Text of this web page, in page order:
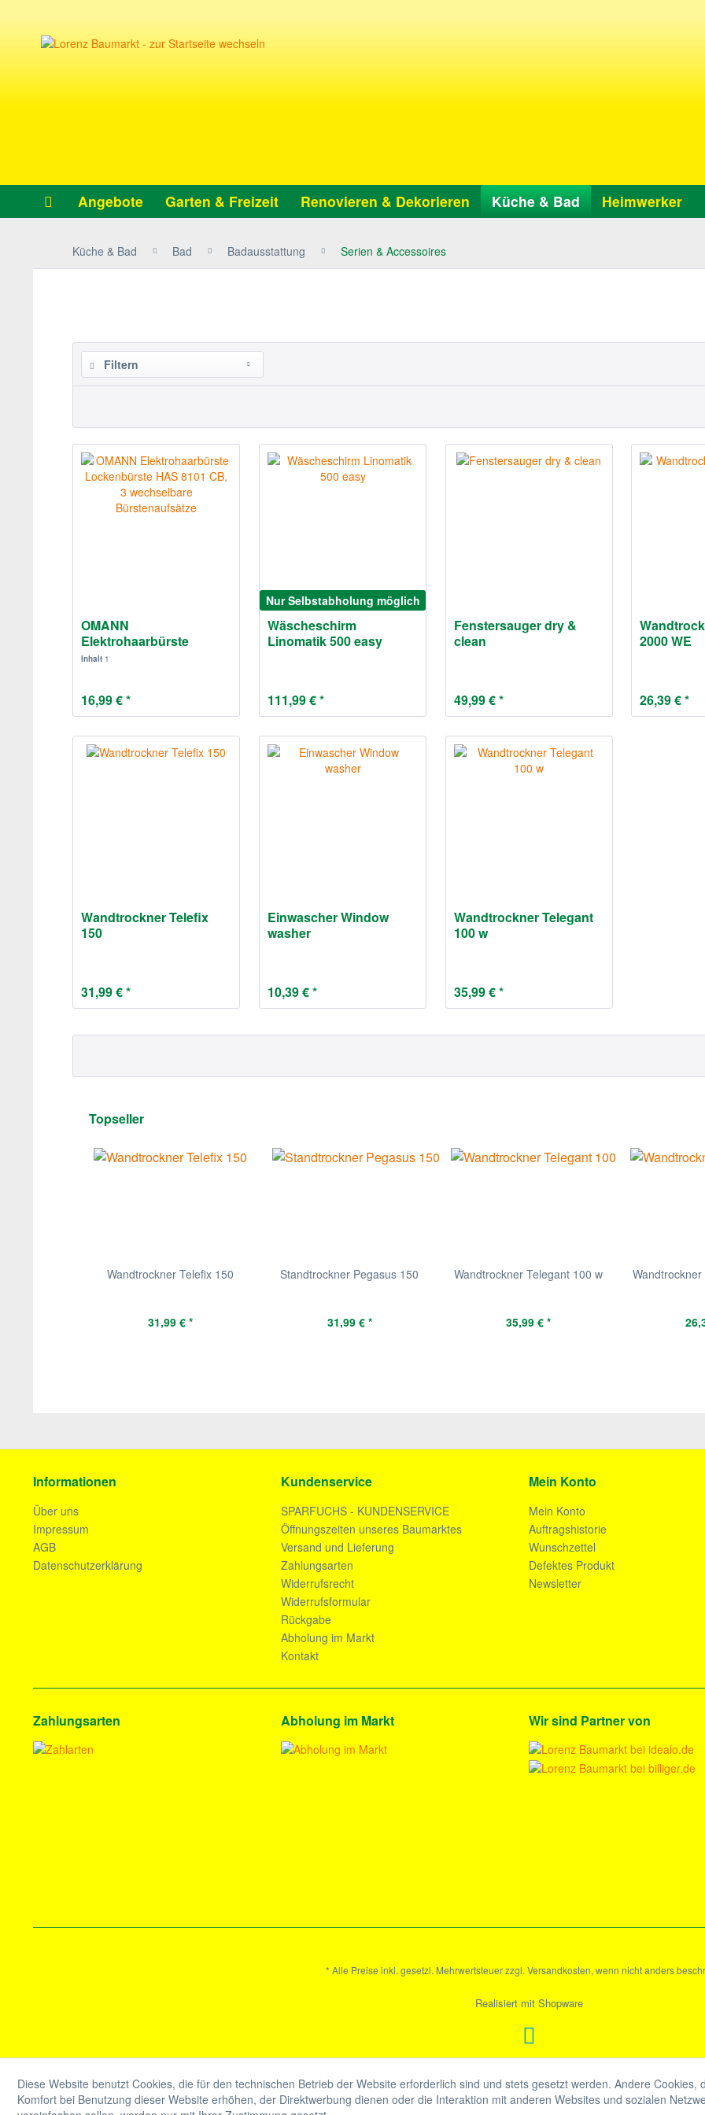
Angebote Garten & Freizeit Renovieren & Dekorieren Küche & Bad Heimwerker
Küche & Bad Bad Badausstattung Serien & Accessoires
Filtern
OMANN
Elektrohaarbürste
Lockenbürste HAS
Inhalt 1
16,99 € *
Wäscheschirm
Linomatik 500 easy
Nur Selbstabholung möglich
111,99 € *
Fenstersauger dry &
clean
49,99 € *
2000 WE
26,39 € *
Wandtrockner Telefix
150
31,99 € *
Einwascher Window
washer
10,39 € *
Wandtrockner Telegant
100 w
35,99 € *
Topseller
Wandtrockner Telefix 150
31,99 € *
Standtrockner Pegasus 150
31,99 € *
Wandtrockner Telegant 100 w
35,99 € *
Informationen
Über uns
Impressum
AGB
Datenschutzerklärung
Kundenservice
SPARFUCHS - KUNDENSERVICE
Öffnungszeiten unseres Baumarktes
Versand und Lieferung
Zahlungsarten
Widerrufsrecht
Widerrufsformular
Rückgabe
Abholung im Markt
Kontakt
Mein Konto
Mein Konto
Auftragshistorie
Wunschzettel
Defektes Produkt
Newsletter
Zahlungsarten Abholung im Markt Wir sind Partner von
* Alle Preise inkl. gesetzl. Mehrwertsteuer zzgl. Versandkosten, wenn nicht anders
Realisiert mit Shopware
Diese Website benutzt Cookies, die für den technischen Betrieb der Website erforderlich sind und stets gesetzt werden. Andere Cookies,
Komfort bei Benutzung dieser Website erhöhen, der Direktwerbung dienen oder die Interaktion mit anderen Websites und sozialen